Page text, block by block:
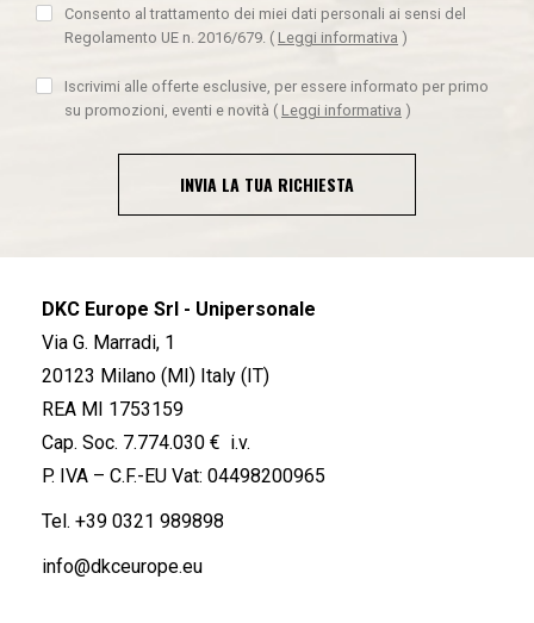
Consento al trattamento dei miei dati personali ai sensi del
Regolamento UE n. 2016/679. ( Leggi informativa )
Iscrivimi alle offerte esclusive, per essere informato per primo
su promozioni, eventi e novità ( Leggi informativa )
INVIA LA TUA RICHIESTA
DKC Europe Srl - Unipersonale
Via G. Marradi, 1
20123 Milano (MI) Italy (IT)
REA MI 1753159
Cap. Soc. 7.774.030 € i.v.
P. IVA – C.F.-EU Vat: 04498200965
Tel. +39 0321 989898
info@dkceurope.eu